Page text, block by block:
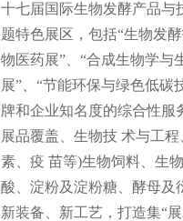
十七届国际生物发酵产品与
题特色展区，包括“生物发
物医药展”、“合成生物学与
展”、“节能环保与绿色低
牌和企业知名度的综合性服
展品覆盖、生物技 术与工
素、疫 苗等)生物饲料、生
酸、淀粉及淀粉糖、酵母及
新装备、新工艺，打造集“